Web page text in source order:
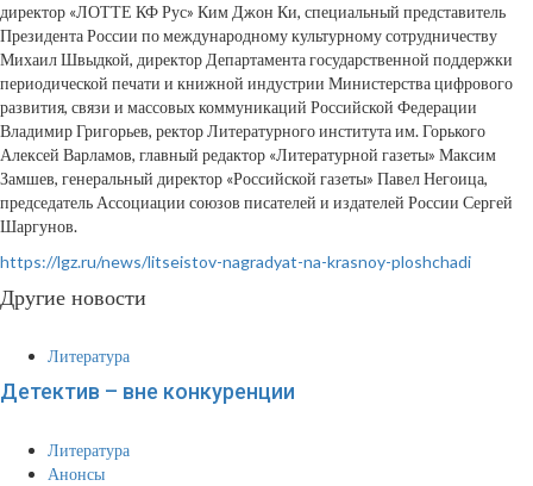
директор «ЛОТТЕ КФ Рус» Ким Джон Ки, специальный представитель
Президента России по международному культурному сотрудничеству
Михаил Швыдкой, директор Департамента государственной поддержки
периодической печати и книжной индустрии Министерства цифрового
развития, связи и массовых коммуникаций Российской Федерации
Владимир Григорьев, ректор Литературного института им. Горького
Алексей Варламов, главный редактор «Литературной газеты» Максим
Замшев, генеральный директор «Российской газеты» Павел Негоица,
председатель Ассоциации союзов писателей и издателей России Сергей
Шаргунов.
https://lgz.ru/news/litseistov-nagradyat-na-krasnoy-ploshchadi
Другие новости
Литература
Детектив – вне конкуренции
Литература
Анонсы